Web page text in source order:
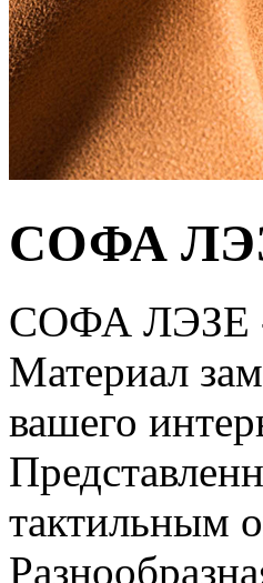
СОФА
СОФА ЛЭЗЕ -
Материал
вашего
тактильным